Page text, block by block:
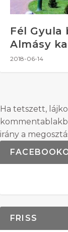
Fél Gyula
Almásy
2018-06-14
Ha tetszett,
irány a
FRISS